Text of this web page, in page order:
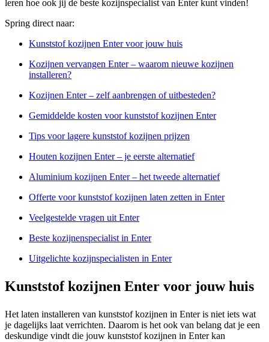
leren hoe ook jij de beste kozijnspecialist van Enter kunt vinden!
Spring direct naar:
Kunststof kozijnen Enter voor jouw huis
Kozijnen vervangen Enter – waarom nieuwe kozijnen
installeren?
Kozijnen Enter – zelf aanbrengen of uitbesteden?
Gemiddelde kosten voor kunststof kozijnen Enter
Tips voor lagere kunststof kozijnen prijzen
Houten kozijnen Enter – je eerste alternatief
Aluminium kozijnen Enter – het tweede alternatief
Offerte voor kunststof kozijnen laten zetten in Enter
Veelgestelde vragen uit Enter
Beste kozijnenspecialist in Enter
Uitgelichte kozijnspecialisten in Enter
Kunststof kozijnen Enter voor jouw huis
Het laten installeren van kunststof kozijnen in Enter is niet iets wat
je dagelijks laat verrichten. Daarom is het ook van belang dat je een
deskundige vindt die jouw kunststof kozijnen in Enter kan